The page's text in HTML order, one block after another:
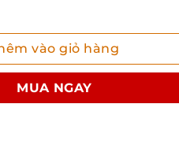
NỘI THẤT TG763 số lượng
vào giỏ hàng
MUA NGAY